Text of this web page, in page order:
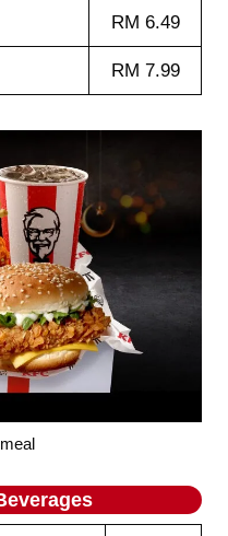
RM 6.49
RM 7.99